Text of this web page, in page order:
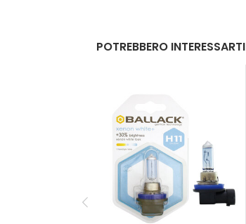
POTREBBERO INTERESSARTI